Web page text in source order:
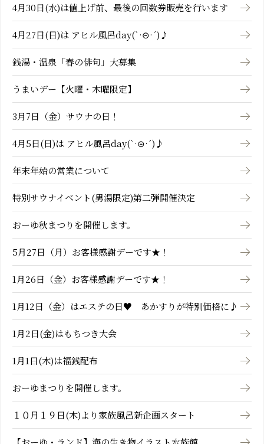
4月30日(水)は値上げ前、最後の回数券販売を行います
4月27日(日)は アヒル風呂day(`·⊝·´)♪
銭湯・温泉「春の俳句」大募集
うまいデー【火曜・木曜限定】
3月7日（金）サウナの日！
4月5日(日)は アヒル風呂day(`·⊝·´)♪
年末年始の営業について
特別サウナイベント(男湯限定)第二弾開催決定
おーゆ秋まつりを開催します。
5月27日（月）お客様感謝デーです★！
1月26日（金）お客様感謝デーです★！
1月12日（金）はエステの日♥ あかすりが特別価格に♪
1月2日(金)はもちつき大会
1月1日(木)は福銭配布
おーゆまつりを開催します。
１０月１９日(木)より家族風呂新企画スタート